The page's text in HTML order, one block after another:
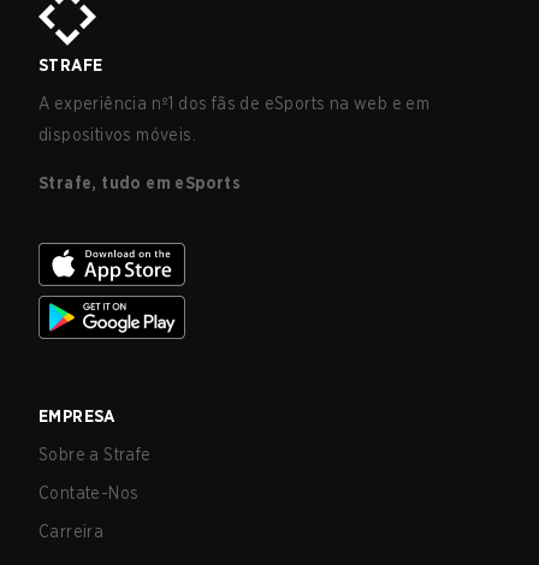
STRAFE
A experiência nº1 dos fãs de eSports na web e em
dispositivos móveis.
Strafe, tudo em eSports
EMPRESA
Sobre a Strafe
Contate-Nos
Carreira